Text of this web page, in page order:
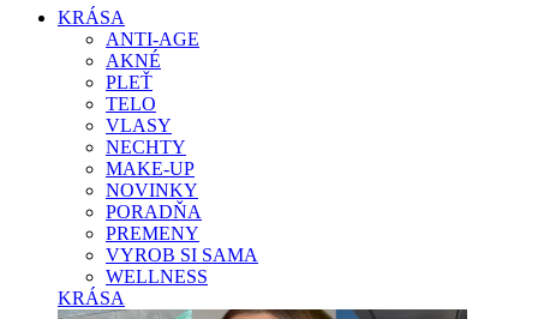
KRÁSA
ANTI-AGE
AKNÉ
PLEŤ
TELO
VLASY
NECHTY
MAKE-UP
NOVINKY
PORADŇA
PREMENY
VYROB SI SAMA
WELLNESS
KRÁSA